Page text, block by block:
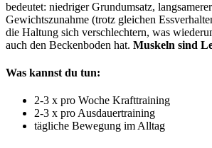
bedeutet: niedriger Grundumsatz,
Gewichtszunahme (trotz gleichen
die Haltung sich verschlechtern, was
auch den Beckenboden hat. Muskeln sind
Was kannst du tun:
2-3 x pro Woche Krafttraining
2-3 x pro Ausdauertraining
tägliche Bewegung im Alltag